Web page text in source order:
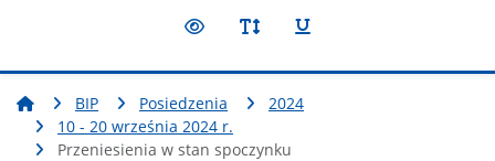
BIP Posiedzenia
2024
10 - 20 września 2024 r.
Przeniesienia w stan spoczynku